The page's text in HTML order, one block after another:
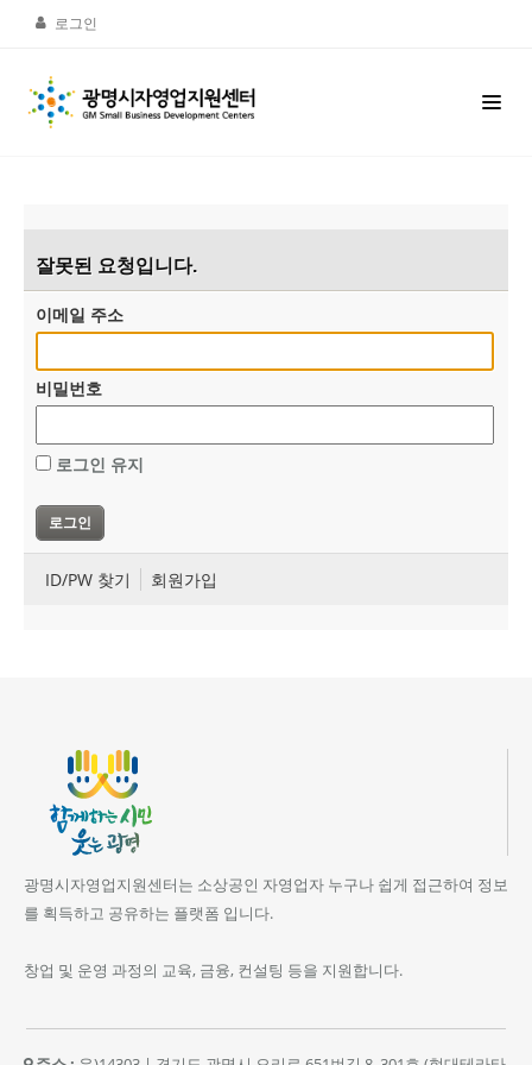
로그인
잘못된 요청입니다.
이메일 주소
비밀번호
로그인 유지
ID/PW 찾기 회원가입
광명시자영업지원센터는 소상공인 자영업자 누구나 쉽게 접근하여 정보
를 획득하고 공유하는 플랫폼 입니다.
창업 및 운영 과정의 교육, 금융, 컨설팅 등을 지원합니다.